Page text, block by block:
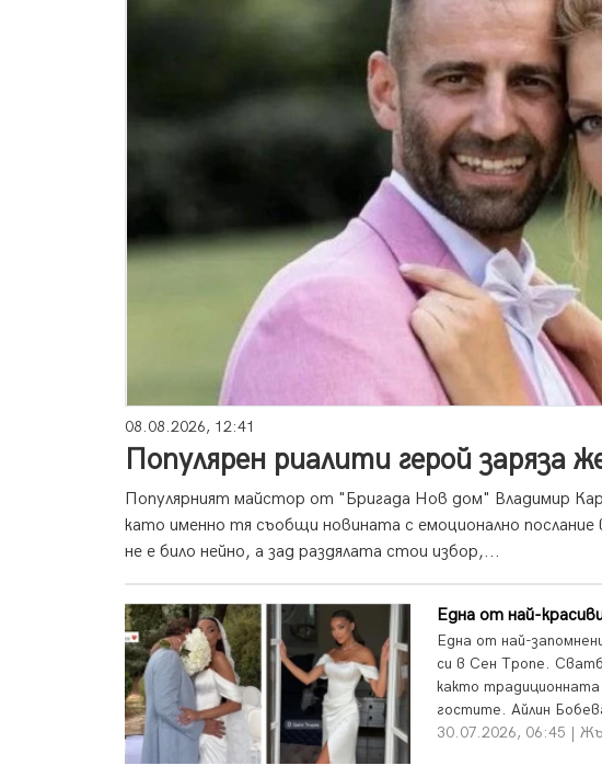
08.08.2026, 12:41
Популярен риалити герой заряза
Популярният майстор от "Бригада Нов дом" Владимир
като именно тя съобщи новината с емоционално
не е било нейно, а зад раздялата стои избор,...
Една от най-
Една от най-
си в Сен Тропе.
както
гостите. Айлин
30.07.2026, 06:45 |